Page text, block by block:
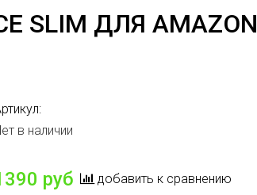
SLIM ДЛЯ AMAZON
в наличии
руб добавить к сравнению